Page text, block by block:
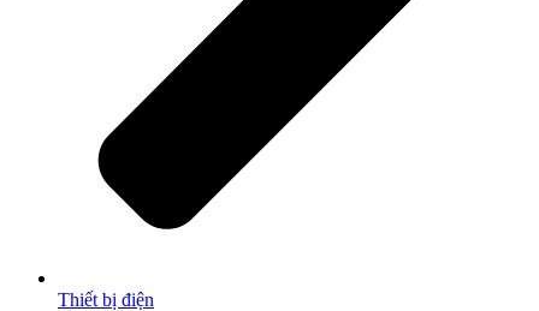
Thiết bị điện